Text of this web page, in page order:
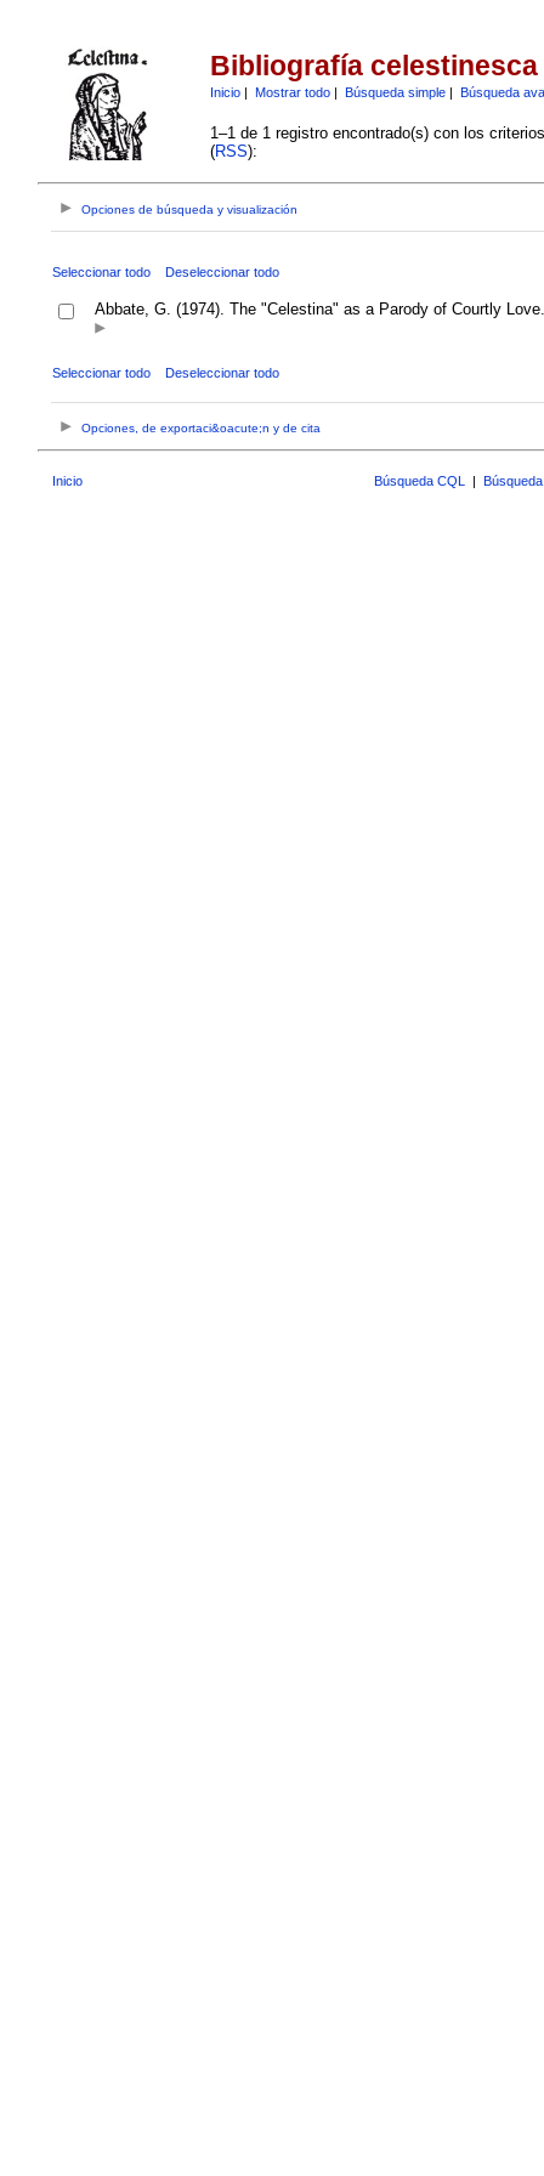
Bibliografía celestinesca
Inicio| Mostrar todo| Búsqueda simple| Búsqueda
1–1 de 1 registro encontrado(s) con los
(RSS):
Opciones de búsqueda y visualización
Seleccionar todo Deseleccionar todo
Abbate, G. (1974). The "Celestina" as a Parody of Courtly
Seleccionar todo Deseleccionar todo
Opciones, de exportaci&oacute;n y de cita
Inicio Búsqueda CQL |